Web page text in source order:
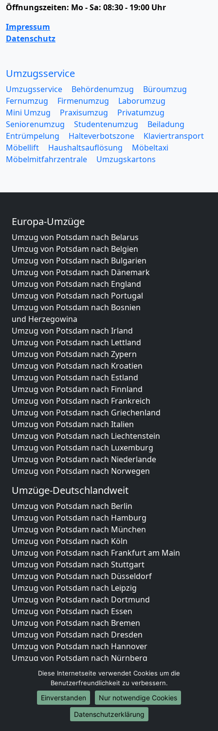
Öffnungszeiten: Mo - Sa: 08:30 - 19:00 Uhr
Impressum
Datenschutz
Umzugsservice
Umzugsservice Behördenumzug
Büroumzug
Fernumzug
Firmenumzug
Laborumzug
Mini Umzug
Praxisumzug
Privatumzug
Seniorenumzug
Studentenumzug
Beiladung
Entrümpelung
Halteverbotszone
Klaviertransport
Möbellift
Haushaltsauflösung
Möbeltaxi
Möbelmitfahrzentrale
Umzugskartons
Europa-Umzüge
Umzug von Potsdam nach Belarus
Umzug von Potsdam nach Belgien
Umzug von Potsdam nach Bulgarien
Umzug von Potsdam nach Dänemark
Umzug von Potsdam nach England
Umzug von Potsdam nach Portugal
Umzug von Potsdam nach Bosnien
und Herzegowina
Umzug von Potsdam nach Irland
Umzug von Potsdam nach Lettland
Umzug von Potsdam nach Zypern
Umzug von Potsdam nach Kroatien
Umzug von Potsdam nach Estland
Umzug von Potsdam nach Finnland
Umzug von Potsdam nach Frankreich
Umzug von Potsdam nach Griechenland
Umzug von Potsdam nach Italien
Umzug von Potsdam nach Liechtenstein
Umzug von Potsdam nach Luxemburg
Umzug von Potsdam nach Niederlande
Umzug von Potsdam nach Norwegen
Umzüge-Deutschlandweit
Umzug von Potsdam nach Berlin
Umzug von Potsdam nach Hamburg
Umzug von Potsdam nach München
Umzug von Potsdam nach Köln
Umzug von Potsdam nach Frankfurt am Main
Umzug von Potsdam nach Stuttgart
Umzug von Potsdam nach Düsseldorf
Umzug von Potsdam nach Leipzig
Umzug von Potsdam nach Dortmund
Umzug von Potsdam nach Essen
Umzug von Potsdam nach Bremen
Umzug von Potsdam nach Dresden
Umzug von Potsdam nach Hannover
Umzug von Potsdam nach Nürnberg
Umzug von Potsdam nach Duisburg
Umzug von Potsdam nach Bochum
Umzug von Potsdam nach Wuppertal
Umzug von Potsdam nach Bielefeld
Umzug von Potsdam nach Bonn
Diese Internetseite verwendet Cookies um die
Benutzerfreundlichkeit zu verbessern.
Einverstanden
Nur notwendige Cookies
Datenschutzerklärung